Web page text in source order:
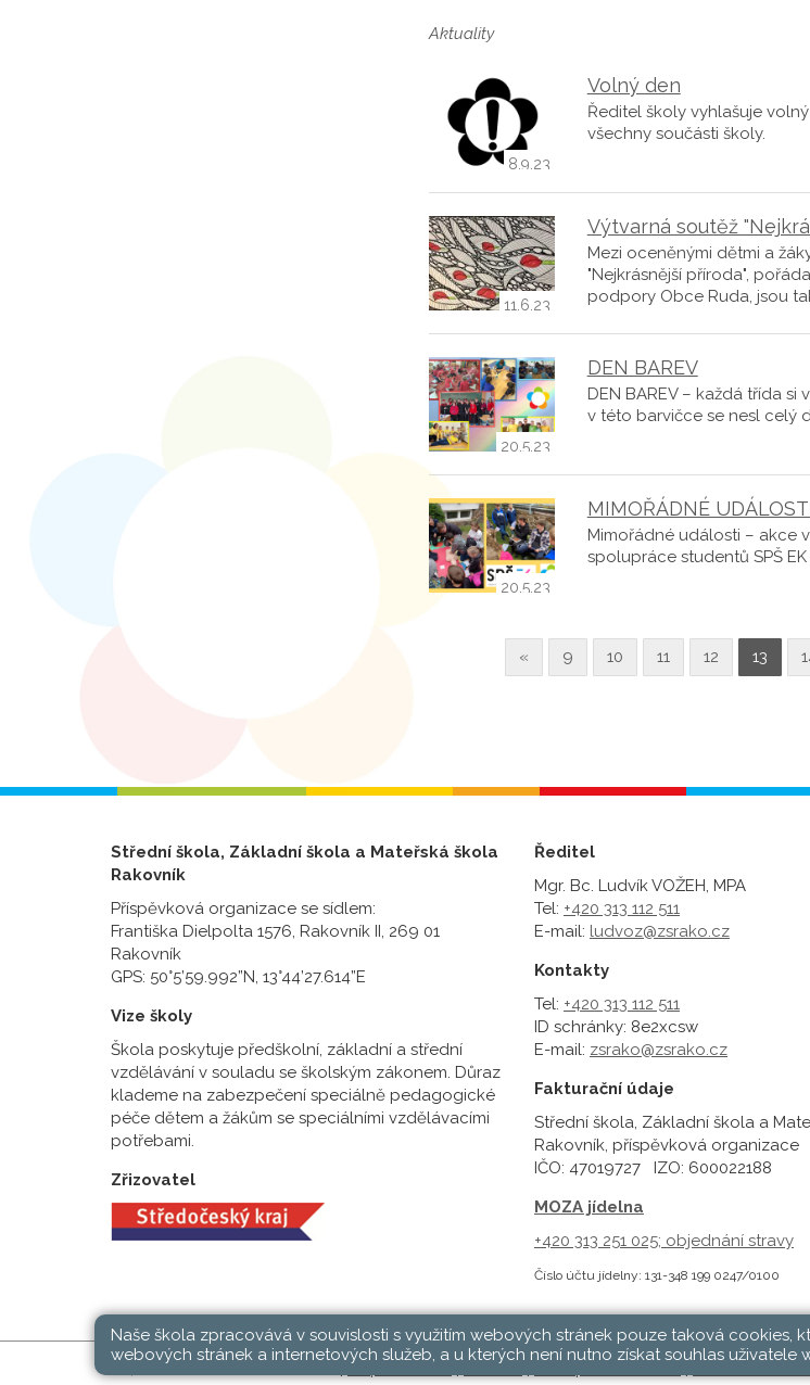
Aktuality
8.9.23
Volný den
Ředitel školy vyhlašuje
všechny součásti školy.
11.6.23
Výtvarná soutěž
Mezi oceněnými dětmi a
"Nejkrásnější příroda",
podpory Obce Ruda, jsou
20.5.23
DEN BAREV
DEN BAREV – každá třída
v této barvičce se nesl celý
20.5.23
MIMOŘÁDNÉ
Mimořádné události – akce
spolupráce studentů SPŠ
« 9 10 11 12 13
Střední škola, Základní škola a Mateřská škola
Rakovník
Příspěvková organizace se sídlem:
Františka Dielpolta 1576, Rakovník II, 269 01
Rakovník
GPS: 50°5’59.992”N, 13°44’27.614”E
Vize školy
Škola poskytuje předškolní, základní a střední
vzdělávání v souladu se školským zákonem. Důraz
klademe na zabezpečení speciálně pedagogické
péče dětem a žákům se speciálními vzdělávacími
potřebami.
Zřizovatel
Ředitel
Mgr. Bc. Ludvík VOŽEH, MPA
Tel: +420 313 112 511
E-mail: ludvoz@zsrako.cz
Kontakty
Tel: +420 313 112 511
ID schránky: 8e2xcsw
E-mail: zsrako@zsrako.cz
Fakturační údaje
Střední škola, Základní škola a
Rakovník, příspěvková organizace
IČO: 47019727 IZO: 600022188
MOZA jídelna
+420 313 251 025; objednání stravy
Číslo účtu jídelny: 131-348 199 0247/0100
SŠ, ZŠ a MŠ Rakovník © 2026 | Mapa stránek Přihlásit
Naše škola zpracovává v souvislosti s využitím webových stránek pouze taková cookies,
webových stránek a internetových služeb, a u kterých není nutno získat souhlas uživatele